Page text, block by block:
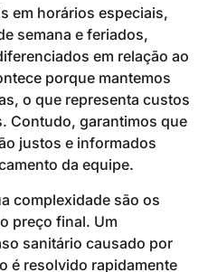
em horários especiais,
semana e feriados,
em relação ao
porque mantemos
o que representa custos
Contudo, garantimos que
justos e informados
da equipe.
complexidade são os
preço final. Um
sanitário causado por
é resolvido rapidamente